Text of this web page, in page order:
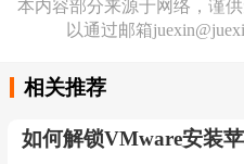
本内容部分来源于网络，谨
以通过邮箱
相关推荐
如何解锁VMware安装